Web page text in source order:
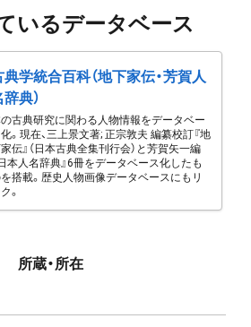
いるデータベース
典学統合百科（地下家伝・芳賀人
典）
古典研究に関わる人物情報をデータベー
。現在、三上景文著; 正宗敦夫 編纂校訂『地
伝』（日本古典全集刊行会）と芳賀矢一編
日本人名辞典』6冊をデータベース化したも
搭載。歴史人物画像データベースにもリ
。
所蔵・所在